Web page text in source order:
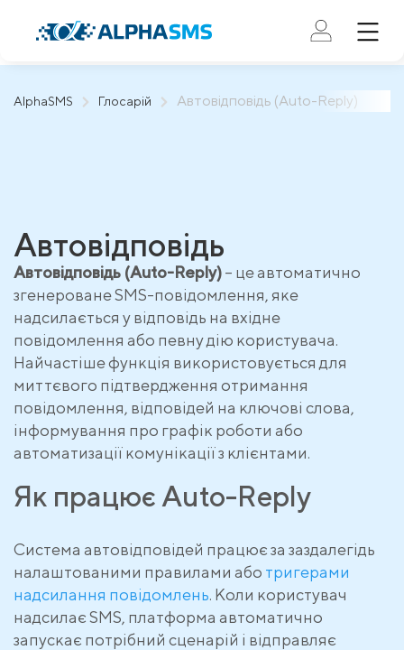
AlphaSMS Глосарій Автовідповідь (Auto-Reply)
Автовідповідь
Автовідповідь (Auto-Reply)– це автоматично
згенероване SMS-повідомлення, яке
надсилається у відповідь на вхідне
повідомлення або певну дію користувача.
Найчастіше функція використовується для
миттєвого підтвердження отримання
повідомлення, відповідей на ключові слова,
інформування про графік роботи або
автоматизації комунікації з клієнтами.
Як працює Auto-Reply
Система автовідповідей працює за заздалегідь
налаштованими правилами або тригерами
надсилання повідомлень. Коли користувач
надсилає SMS, платформа автоматично
запускає потрібний сценарій і відправляє